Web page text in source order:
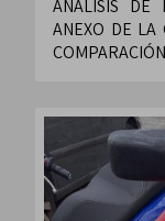
ANÁLISIS DE
ANEXO DE